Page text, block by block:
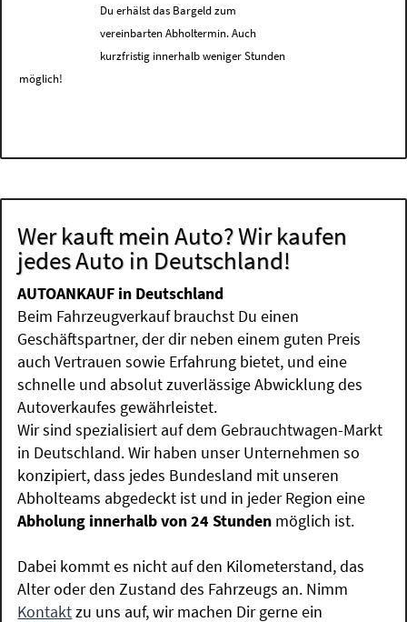
Du erhälst das Bargeld zum
vereinbarten Abholtermin. Auch
kurzfristig innerhalb weniger Stunden
möglich!
Wer kauft mein Auto? Wir kaufen
jedes Auto in Deutschland!
AUTOANKAUF in Deutschland
Beim Fahrzeugverkauf brauchst Du einen
Geschäftspartner, der dir neben einem guten Preis
auch Vertrauen sowie Erfahrung bietet, und eine
schnelle und absolut zuverlässige Abwicklung des
Autoverkaufes gewährleistet.
Wir sind spezialisiert auf dem Gebrauchtwagen-Markt
in Deutschland. Wir haben unser Unternehmen so
konzipiert, dass jedes Bundesland mit unseren
Abholteams abgedeckt ist und in jeder Region eine
Abholung innerhalb von 24 Stunden möglich ist.
Dabei kommt es nicht auf den Kilometerstand, das
Alter oder den Zustand des Fahrzeugs an. Nimm
Kontaktzu uns auf, wir machen Dir gerne ein